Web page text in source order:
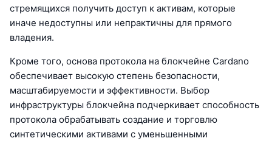
стремящихся получить доступ к активам, которые
иначе недоступны или непрактичны для прямого
владения.
Кроме того, основа протокола на блокчейне Cardano
обеспечивает высокую степень безопасности,
масштабируемости и эффективности. Выбор
инфраструктуры блокчейна подчеркивает способность
протокола обрабатывать создание и торговлю
синтетическими активами с уменьшенными